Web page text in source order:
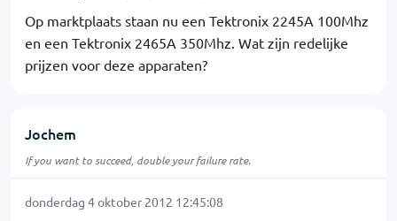
Op marktplaats staan nu een Tektronix 2245A 100Mhz
en een Tektronix 2465A 350Mhz. Wat zijn redelijke
prijzen voor deze apparaten?
Jochem
If you want to succeed, double your failure rate.
donderdag 4 oktober 2012 12:45:08